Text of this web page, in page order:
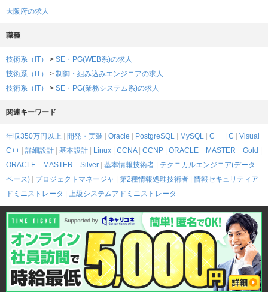
大阪府の求人
職種
技術系（IT） > SE・PG(WEB系)の求人
技術系（IT）
> 制御・組み込みエンジニアの求人
技術系（IT）
> SE・PG(業務システム系)の求人
関連キーワード
年収350万円以上 開発・実装 Oracle PostgreSQL MySQL C++ C
Visual
C++
詳細設計 基本設計 Linux CCNA CCNP
ORACLE MASTER Gold
ORACLE MASTER Silver
基本情報技術者
テクニカルエンジニア(データ
ベース)
プロジェクトマネージャ 第2種情報処理技術者
情報セキュリティア
ドミニストレータ
上級システムアドミニストレータ